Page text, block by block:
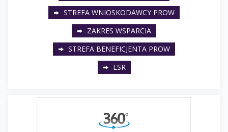
STREFA WNIOSKODAWCY PROW
ZAKRES WSPARCIA
STREFA BENEFICJENTA PROW
LSR